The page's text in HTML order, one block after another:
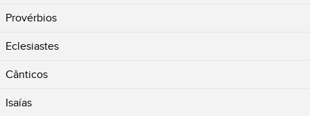
Provérbios
Eclesiastes
Cânticos
Isaías